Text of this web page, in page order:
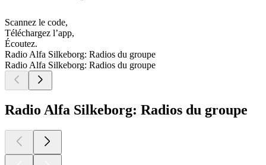
Scannez le code,
Téléchargez l’app,
Écoutez.
Radio Alfa Silkeborg: Radios du groupe
Radio Alfa Silkeborg: Radios du groupe
Radio Alfa Silkeborg: Radios du groupe